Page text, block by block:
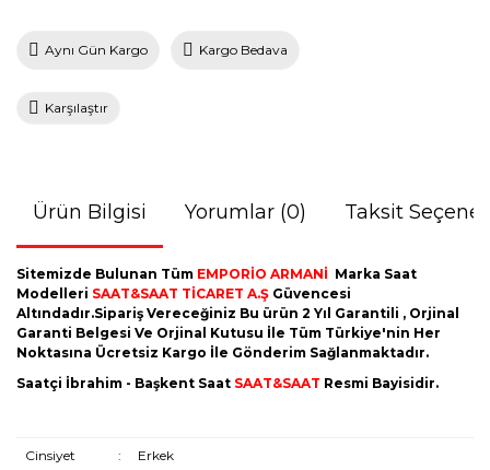
Aynı Gün Kargo Kargo Bedava
Karşılaştır
Ürün Bilgisi Yorumlar (0) Taksit
Sitemizde Bulunan Tüm EMPORİO ARMANİ Marka Saat
Modelleri SAAT&SAAT TİCARET A.Ş Güvencesi
Altındadır.Sipariş Vereceğiniz Bu ürün 2 Yıl Garantili , Orjinal
Garanti Belgesi Ve Orjinal Kutusu İle Tüm Türkiye'nin Her
Noktasına Ücretsiz Kargo İle Gönderim Sağlanmaktadır.
Saatçi İbrahim - Başkent Saat SAAT&SAAT Resmi Bayisidir.
Cinsiyet : Erkek